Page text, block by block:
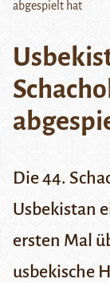
abgespielt hat
Die 44.
Usbekistan
ersten Mal
usbekische